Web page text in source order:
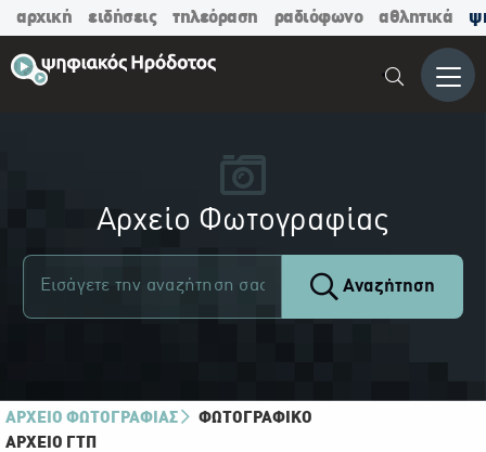
αρχική ειδήσεις τηλεόραση ραδιόφωνο αθλητικά
Μενού
Αρχείο Φωτογραφίας
Αναζήτηση
ΑΡΧΕΙΟ ΦΩΤΟΓΡΑΦΙΑΣ
ΦΩΤΟΓΡΑΦΙΚΌ
ΑΡΧΕΊΟ ΓΤΠ